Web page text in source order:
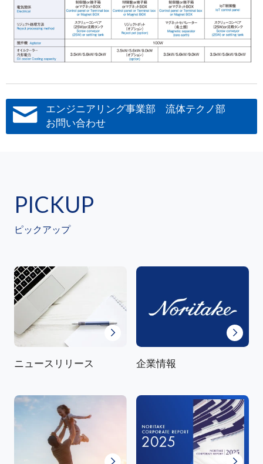
エンジニアリング事業部 流体テクノ部
お問い合わせ
PICKUP
ピックアップ
ニュースリリース 企業情報